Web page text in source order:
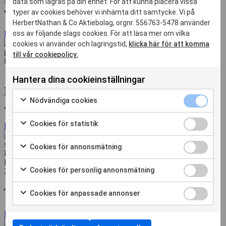
vid skiftet till Agentic AI
Läs mer
ERP
18 maj. 2026
Lekolar och Fellowmind vinner Årets
Affärssystemprojekt 2025/2026
Läs mer
Digitalisering
HR
26 apr. 2026
Trendspaning från HR Tech Europe 2026
Läs mer
typer av cookies behöver vi inhämta ditt samtycke. Vi på
HerbertNathan & Co Aktiebolag, orgnr. 556763-5478 använder
oss av följande slags cookies. För att läsa mer om vilka
cookies vi använder och lagringstid, klicka här för att komma
till vår cookiepolicy.
Hantera dina cookieinställningar
Nödvändiga cookies
Markera
för
samtycka
till
användning
av
Nödvändiga
cookies
kryssruta
Cookies för statistik
Markera
för
samtycka
till
användning
av
statistik
Cookies
för
statistik
kryssruta
Cookies för annonsmätning
Markera
för
samtycka
till
användning
Cookies
Cookies
för
kryssruta
Cookies för personlig annonsmätning
Markera
för
samtycka
till
Cookies
för
personlig
kryssruta
Cookies för anpassade annonser
Markera
att
Cookies
för